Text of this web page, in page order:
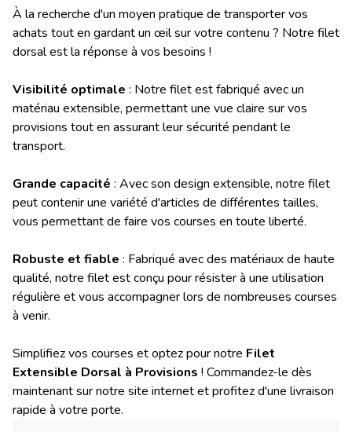
À la recherche d'un moyen pratique de transporter vos
achats tout en gardant un œil sur votre contenu ? Notre filet
dorsal est la réponse à vos besoins !
Visibilité optimale : Notre filet est fabriqué avec un
matériau extensible, permettant une vue claire sur vos
provisions tout en assurant leur sécurité pendant le
transport.
Grande capacité : Avec son design extensible, notre filet
peut contenir une variété d'articles de différentes tailles,
vous permettant de faire vos courses en toute liberté.
Robuste et fiable : Fabriqué avec des matériaux de haute
qualité, notre filet est conçu pour résister à une utilisation
régulière et vous accompagner lors de nombreuses courses
à venir.
Simplifiez vos courses et optez pour notre Filet
Extensible Dorsal à Provisions ! Commandez-le dès
maintenant sur notre site internet et profitez d'une livraison
rapide à votre porte.